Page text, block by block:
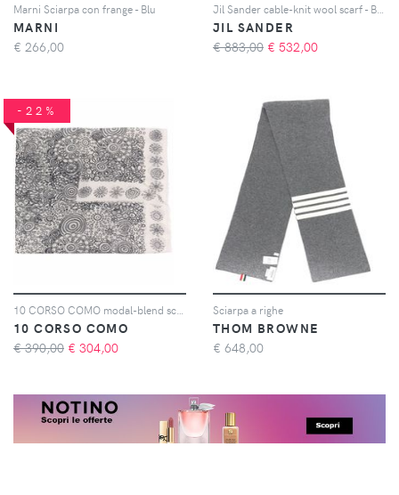
Marni Sciarpa con frange - Blu
MARNI
€ 266,00
JIL SANDER
€ 883,00 € 532,00
-22%
10 CORSO COMO
€ 390,00 € 304,00
Sciarpa a righe
THOM BROWNE
€ 648,00